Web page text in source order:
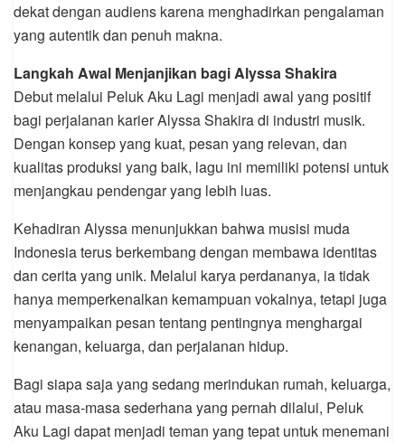
dekat dengan audiens karena menghadirkan pengalaman
yang autentik dan penuh makna.
Langkah Awal Menjanjikan bagi Alyssa Shakira
Debut melalui Peluk Aku Lagi menjadi awal yang positif
bagi perjalanan karier Alyssa Shakira di industri musik.
Dengan konsep yang kuat, pesan yang relevan, dan
kualitas produksi yang baik, lagu ini memiliki potensi untuk
menjangkau pendengar yang lebih luas.
Kehadiran Alyssa menunjukkan bahwa musisi muda
Indonesia terus berkembang dengan membawa identitas
dan cerita yang unik. Melalui karya perdananya, ia tidak
hanya memperkenalkan kemampuan vokalnya, tetapi juga
menyampaikan pesan tentang pentingnya menghargai
kenangan, keluarga, dan perjalanan hidup.
Bagi siapa saja yang sedang merindukan rumah, keluarga,
atau masa-masa sederhana yang pernah dilalui, Peluk
Aku Lagi dapat menjadi teman yang tepat untuk menemani